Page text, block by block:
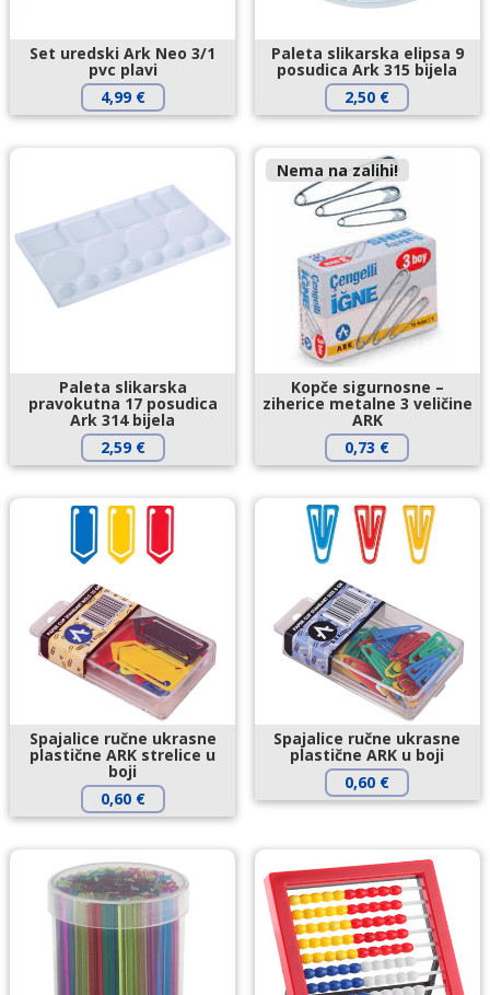
Set uredski Ark Neo 3/1
pvc plavi
4,99 €
Paleta slikarska elipsa 9
posudica Ark 315 bijela
2,50 €
Paleta slikarska
pravokutna 17 posudica
Ark 314 bijela
2,59 €
Nema na zalihi!
Kopče sigurnosne –
ziherice metalne 3 veličine
ARK
0,73 €
Spajalice ručne ukrasne
plastične ARK strelice u
boji
0,60 €
Spajalice ručne ukrasne
plastične ARK u boji
0,60 €